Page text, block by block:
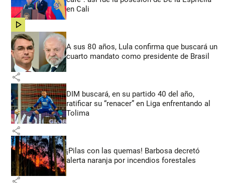
en Cali
share
A sus 80 años, Lula confirma que buscará un
cuarto mandato como presidente de Brasil
share
DIM buscará, en su partido 40 del año,
ratificar su “renacer” en Liga enfrentando al
Tolima
share
¡Pilas con las quemas! Barbosa decretó
alerta naranja por incendios forestales